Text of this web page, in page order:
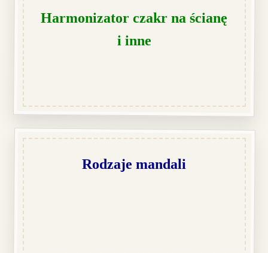
Harmonizator czakr na ścianę
i inne
Rodzaje mandali